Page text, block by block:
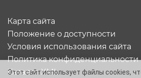
Карта сайта
Положение о доступности
Условия использования сайта
Политика конфиденциальности
Каталог XML
Этот сайт использует файлы cookies,